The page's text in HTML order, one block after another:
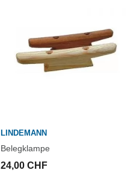
LINDEMANN
Belegklampe
24,00 CHF